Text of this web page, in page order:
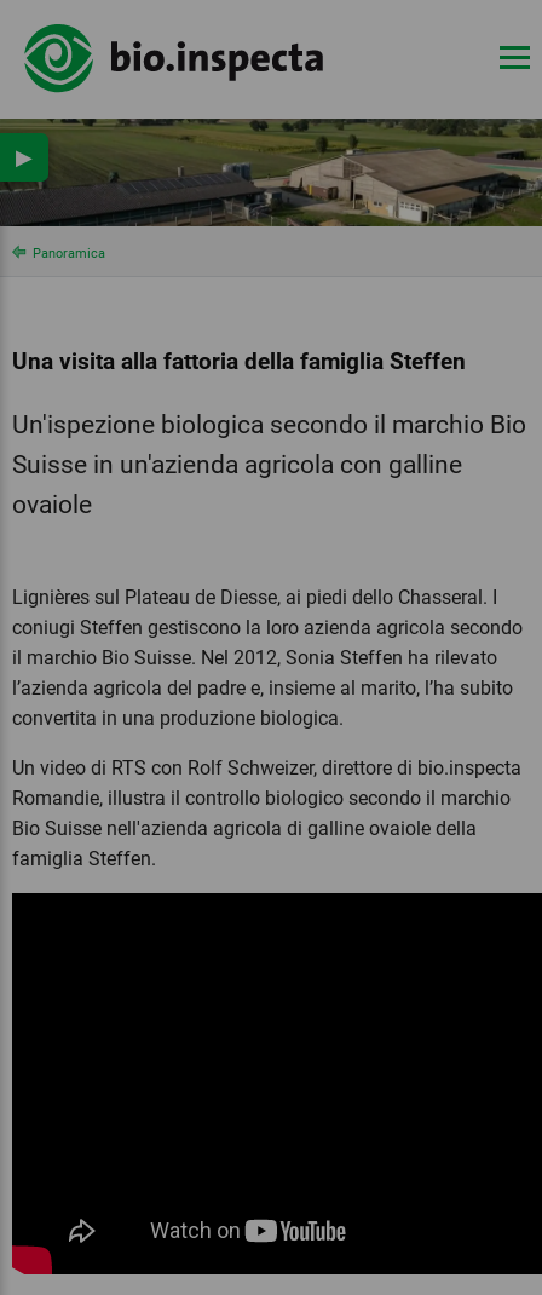
Panoramica
Una visita alla fattoria della famiglia Steffen
Un'ispezione biologica secondo il marchio Bio
Suisse in un'azienda agricola con galline
ovaiole
Lignières sul Plateau de Diesse, ai piedi dello Chasseral. I
coniugi Steffen gestiscono la loro azienda agricola secondo
il marchio Bio Suisse. Nel 2012, Sonia Steffen ha rilevato
l’azienda agricola del padre e, insieme al marito, l’ha subito
convertita in una produzione biologica.
Un video di RTS con Rolf Schweizer, direttore di bio.inspecta
Romandie, illustra il controllo biologico secondo il marchio
Bio Suisse nell'azienda agricola di galline ovaiole della
famiglia Steffen.
▶